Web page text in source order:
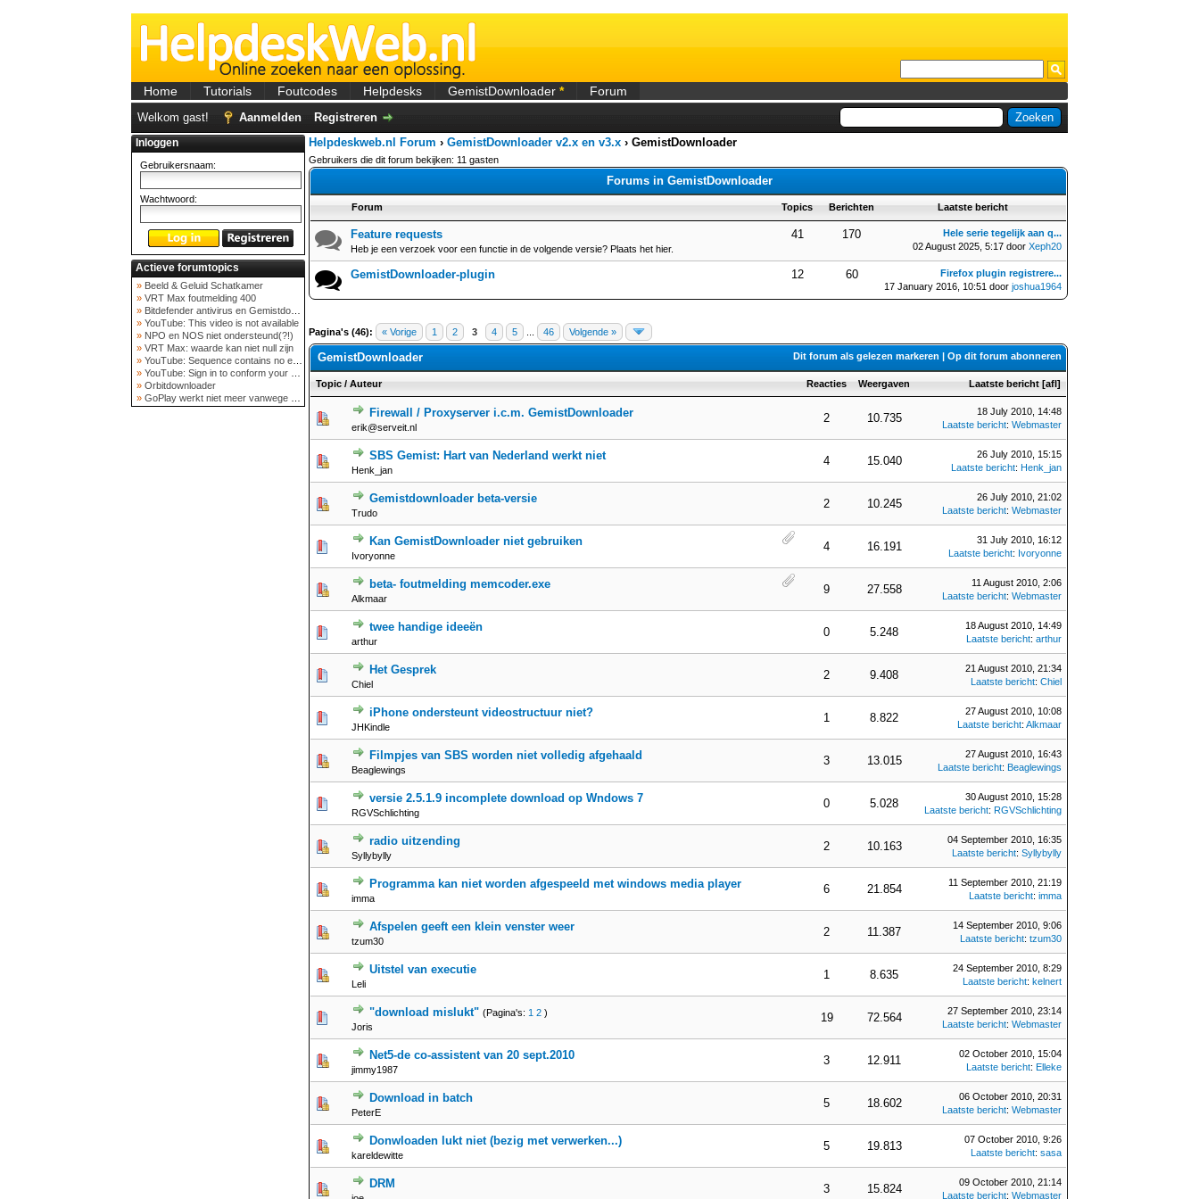
Home Tutorials Foutcodes Helpdesks GemistDownloader * Forum
Welkom gast! Aanmelden Registreren
Inloggen
Gebruikersnaam:
Wachtwoord:
Actieve forumtopics
» Beeld & Geluid Schatkamer
» VRT Max foutmelding 400
» Bitdefender antivirus en Gemistdowloader
» YouTube: This video is not available
» NPO en NOS niet ondersteund(?!)
» VRT Max: waarde kan niet null zijn
» YouTube: Sequence contains no elements
» YouTube: Sign in to conform your not a bot
» Orbitdownloader
» GoPlay werkt niet meer vanwege nieuwe webadres
Helpdeskweb.nl Forum › GemistDownloader v2.x en v3.x › GemistDownloader
Gebruikers die dit forum bekijken: 11 gasten
Forums in GemistDownloader
Forum Topics Berichten Laatste bericht
Feature requests
Heb je een verzoek voor een functie in de volgende versie? Plaats het hier.
41 170
Hele serie tegelijk aan q...
02 August 2025, 5:17 door Xeph20
GemistDownloader-plugin 12 60
Firefox plugin registrere...
17 January 2016, 10:51 door joshua1964
Pagina's (46): « Vorige 1 2 3 4 5 46 Volgende »
Dit forum als gelezen markeren | Op dit forum abonneren
GemistDownloader
Topic / Auteur Reacties Weergaven Laatste bericht [afl]
Firewall / Proxyserver i.c.m. GemistDownloader
erik@serveit.nl
2 10.735
18 July 2010, 14:48
Laatste bericht: Webmaster
SBS Gemist: Hart van Nederland werkt niet
Henk_jan
4 15.040
26 July 2010, 15:15
Laatste bericht: Henk_jan
Gemistdownloader beta-versie
Trudo
2 10.245
26 July 2010, 21:02
Laatste bericht: Webmaster
Kan GemistDownloader niet gebruiken
Ivoryonne
4 16.191
31 July 2010, 16:12
Laatste bericht: Ivoryonne
beta- foutmelding memcoder.exe
Alkmaar
9 27.558
11 August 2010, 2:06
Laatste bericht: Webmaster
twee handige ideeën
arthur
0 5.248
18 August 2010, 14:49
Laatste bericht: arthur
Het Gesprek
Chiel
2 9.408
21 August 2010, 21:34
Laatste bericht: Chiel
iPhone ondersteunt videostructuur niet?
JHKindle
1 8.822
27 August 2010, 10:08
Laatste bericht: Alkmaar
Filmpjes van SBS worden niet volledig afgehaald
Beaglewings
3 13.015
27 August 2010, 16:43
Laatste bericht: Beaglewings
versie 2.5.1.9 incomplete download op Wndows 7
RGVSchlichting
0 5.028
30 August 2010, 15:28
Laatste bericht: RGVSchlichting
radio uitzending
Syllybylly
2 10.163
04 September 2010, 16:35
Laatste bericht: Syllybylly
Programma kan niet worden afgespeeld met windows media player
imma
6 21.854
11 September 2010, 21:19
Laatste bericht: imma
Afspelen geeft een klein venster weer
tzum30
2 11.387
14 September 2010, 9:06
Laatste bericht: tzum30
Uitstel van executie
Leli
1 8.635
24 September 2010, 8:29
Laatste bericht: kelnert
"download mislukt" (Pagina's: 1 2 )
Joris
19 72.564
27 September 2010, 23:14
Laatste bericht: Webmaster
Net5-de co-assistent van 20 sept.2010
jimmy1987
3 12.911
02 October 2010, 15:04
Laatste bericht: Elleke
Download in batch
PeterE
5 18.602
06 October 2010, 20:31
Laatste bericht: Webmaster
Donwloaden lukt niet (bezig met verwerken...)
kareldewitte
5 19.813
07 October 2010, 9:26
Laatste bericht: sasa
DRM 3 15.824
09 October 2010, 21:14
Laatste bericht: Webmaster